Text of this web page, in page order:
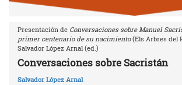
Presentación de Conversaciones sobre Manuel
primer centenario de su nacimiento(Els Arbres del
Salvador López Arnal (ed.)
Conversaciones sobre Sacristán
Salvador López Arnal